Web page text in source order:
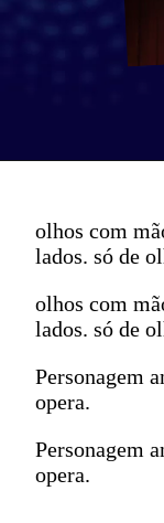
olhos com
lados. só de
olhos com
lados. só de
Personagem
opera.
Personagem
opera.